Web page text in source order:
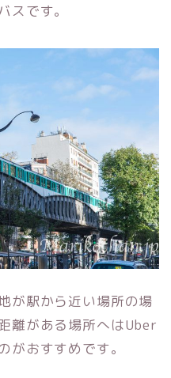
スです。
が駅から近い場所の場
離がある場所へはUber
がおすすめです。